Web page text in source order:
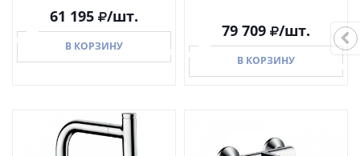
61 195 /шт.
В КОРЗИНУ
В КОРЗИНУ
79 709 /шт.
В КОРЗИНУ
В КОРЗИНУ